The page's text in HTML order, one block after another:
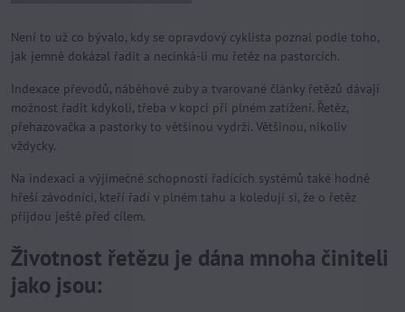
Není to už co bývalo, kdy se opravdový cyklista poznal podle toho,
jak jemně dokázal řadit a necinká-li mu řetěz na pastorcích.
Indexace převodů, náběhové zuby a tvarované články řetězů dávají
možnost řadit kdykoli, třeba v kopci při plném zatížení. Řetěz,
přehazovačka a pastorky to většinou vydrží. Většinou, nikoliv
vždycky.
Na indexaci a výjimečné schopnosti řadících systémů také hodně
hřeší závodníci, kteří řadí v plném tahu a koledují si, že o řetěz
přijdou ještě před cílem.
Životnost řetězu je dána mnoha činiteli
jako jsou: